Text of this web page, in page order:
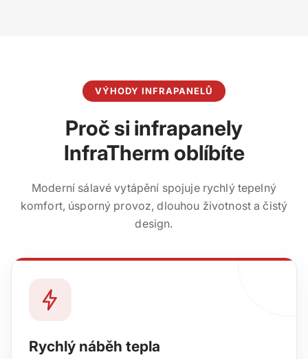
VÝHODY INFRAPANELŮ
Proč si infrapanely
InfraTherm oblíbíte
Moderní sálavé vytápění spojuje rychlý tepelný
komfort, úsporný provoz, dlouhou životnost a čistý
design.
Rychlý náběh tepla